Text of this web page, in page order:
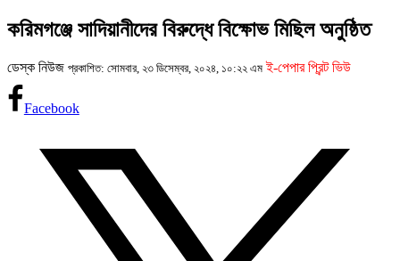
করিমগঞ্জে সাদিয়ানীদের বিরুদ্ধে বিক্ষোভ মিছিল অনুষ্ঠিত
ডেস্ক নিউজ প্রকাশিত: সোমবার, ২৩ ডিসেম্বর, ২০২৪, ১০:২২ এম ই-পেপার প্রিন্ট ভিউ
Facebook